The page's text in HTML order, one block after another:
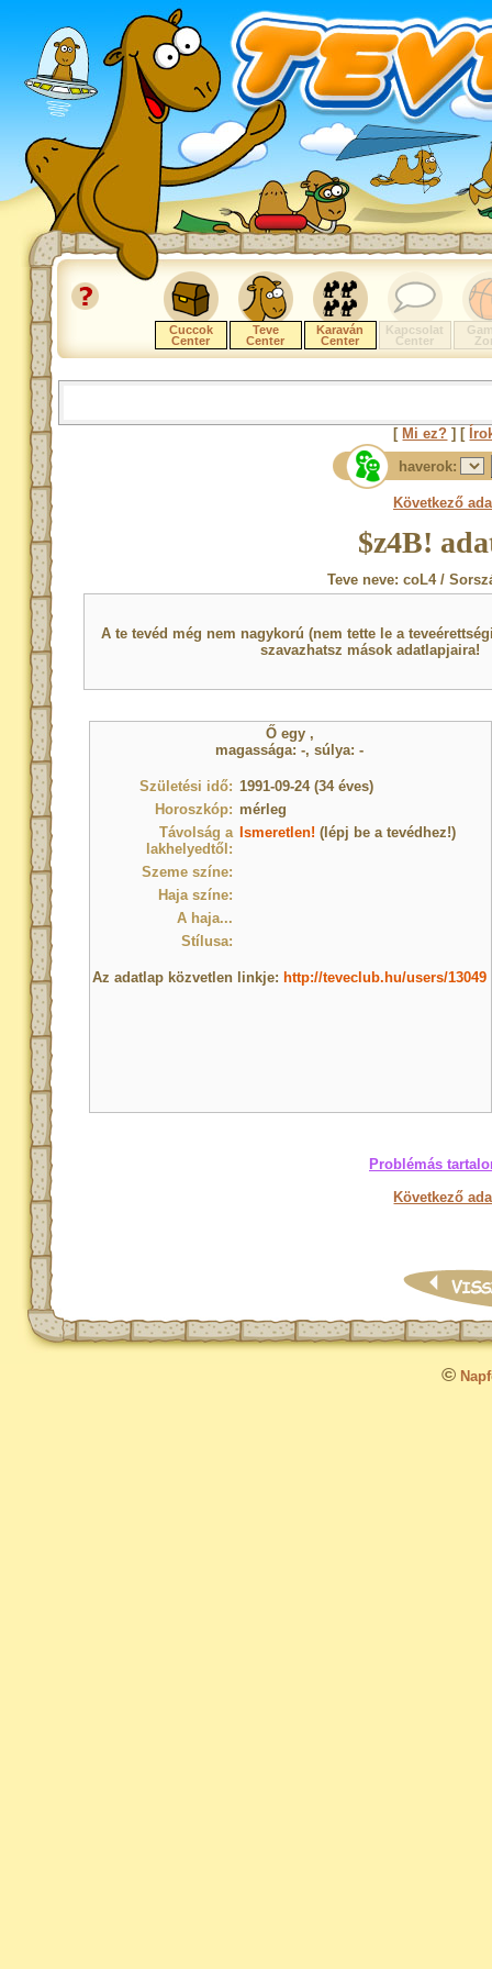
Cuccok
Center
Teve
Center
Karaván
Center
Kapcsolat
Center
[ Mi ez? ] [
haverok:
Következő
$z4B!
Teve neve: coL4 /
A te tevéd még nem nagykorú (nem tette le a
szavazhatsz mások adatlapjaira!
Ő egy ,
magassága: -, súlya: -
Születési idő: 1991-09-24 (34 éves)
Horoszkóp: mérleg
Távolság a
lakhelyedtől:
Ismeretlen! (lépj be a tevédhez!)
Szeme színe:
Haja színe:
A haja...
Stílusa:
Az adatlap közvetlen linkje: http://teveclub.hu/users/13049
Problémás
Következő
©